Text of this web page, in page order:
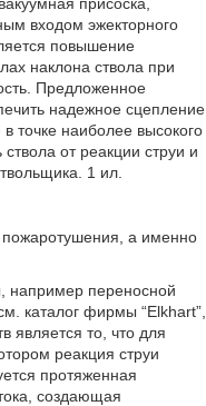
входом эжекторного
повышение
наклона ствола при
Предложенное
надежное сцепление
точке наиболее высокого
от реакции струи и
1 ил.
пожаротушения, а именно
например переносной
каталог фирмы “Elkhart”,
является то, что для
реакция струи
протяженная
создающая